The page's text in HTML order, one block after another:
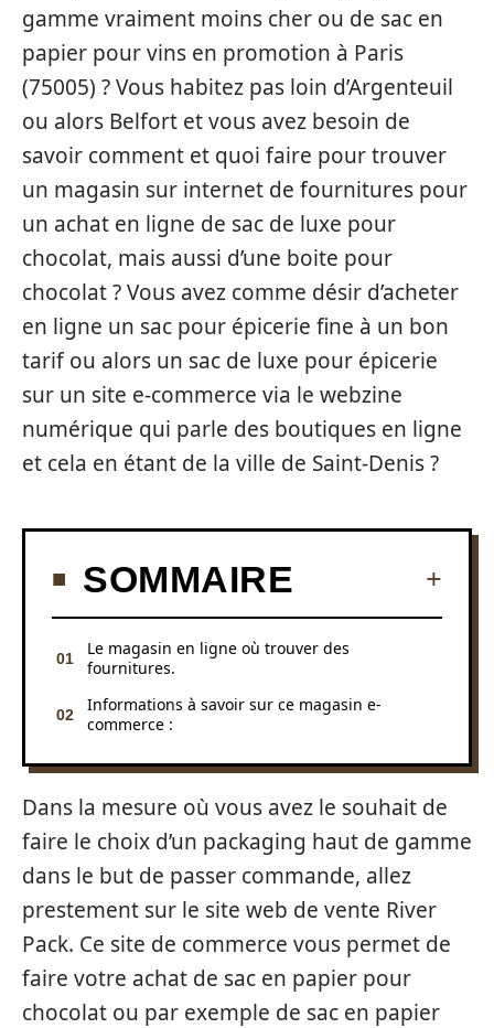
gamme vraiment moins cher ou de sac en
papier pour vins en promotion à Paris
(75005) ? Vous habitez pas loin d’Argenteuil
ou alors Belfort et vous avez besoin de
savoir comment et quoi faire pour trouver
un magasin sur internet de fournitures pour
un achat en ligne de sac de luxe pour
chocolat, mais aussi d’une boite pour
chocolat ? Vous avez comme désir d’acheter
en ligne un sac pour épicerie fine à un bon
tarif ou alors un sac de luxe pour épicerie
sur un site e-commerce via le webzine
numérique qui parle des boutiques en ligne
et cela en étant de la ville de Saint-Denis ?
SOMMAIRE
Le magasin en ligne où trouver des
fournitures.
Informations à savoir sur ce magasin e-
commerce :
Dans la mesure où vous avez le souhait de
faire le choix d’un packaging haut de gamme
dans le but de passer commande, allez
prestement sur le site web de vente River
Pack. Ce site de commerce vous permet de
faire votre achat de sac en papier pour
chocolat ou par exemple de sac en papier